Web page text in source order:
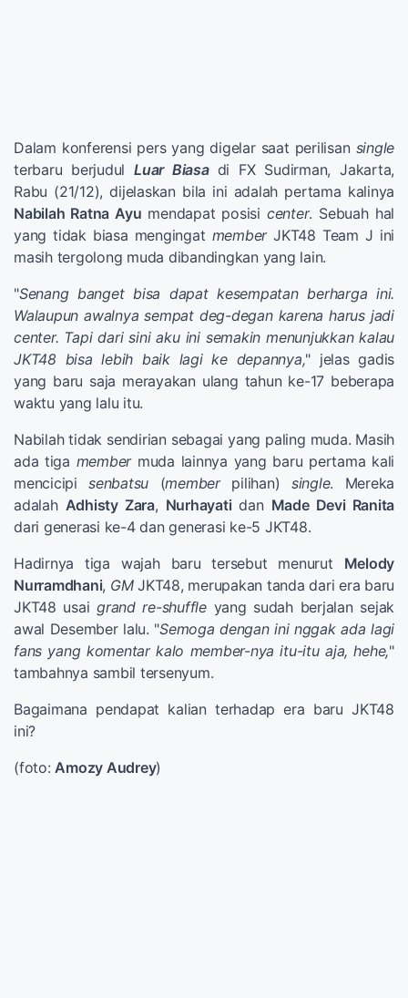
Dalam konferensi pers yang digelar saat perilisan single
terbaru berjudulLuar Biasa di FX Sudirman, Jakarta,
Rabu (21/12), dijelaskan bila ini adalah pertama kalinya
Nabilah Ratna Ayu mendapat posisi center. Sebuah hal
yang tidak biasa mengingat memberJKT48 Team J ini
masih tergolong muda dibandingkan yang lain.
"Senang banget bisa dapat kesempatan berharga ini.
Walaupun awalnya sempat deg-degan karena harus jadi
center. Tapi dari sini aku ini semakin menunjukkan kalau
JKT48 bisa lebih baik lagi ke depannya," jelas gadis
yang baru saja merayakan ulang tahun ke-17 beberapa
waktu yang lalu itu.
Nabilah tidak sendirian sebagai yang paling muda. Masih
ada tiga membermuda lainnya yang baru pertama kali
mencicipisenbatsu (memberpilihan) single. Mereka
adalah Adhisty Zara, Nurhayati dan Made Devi Ranita
dari generasi ke-4 dan generasi ke-5 JKT48.
Hadirnya tiga wajah baru tersebut menurut Melody
Nurramdhani, GMJKT48, merupakan tanda dari era baru
JKT48 usaigrand re-shuffleyang sudah berjalan sejak
awal Desember lalu. "Semoga dengan ini nggak ada lagi
fans yang komentar kalo member-nya itu-itu aja, hehe,"
tambahnya sambil tersenyum.
Bagaimana pendapat kalian terhadap era baru JKT48
ini?
(foto: Amozy Audrey)